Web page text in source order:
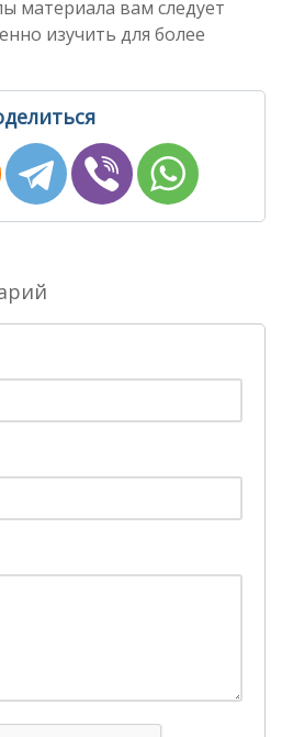
материала вам следует
изучить для более